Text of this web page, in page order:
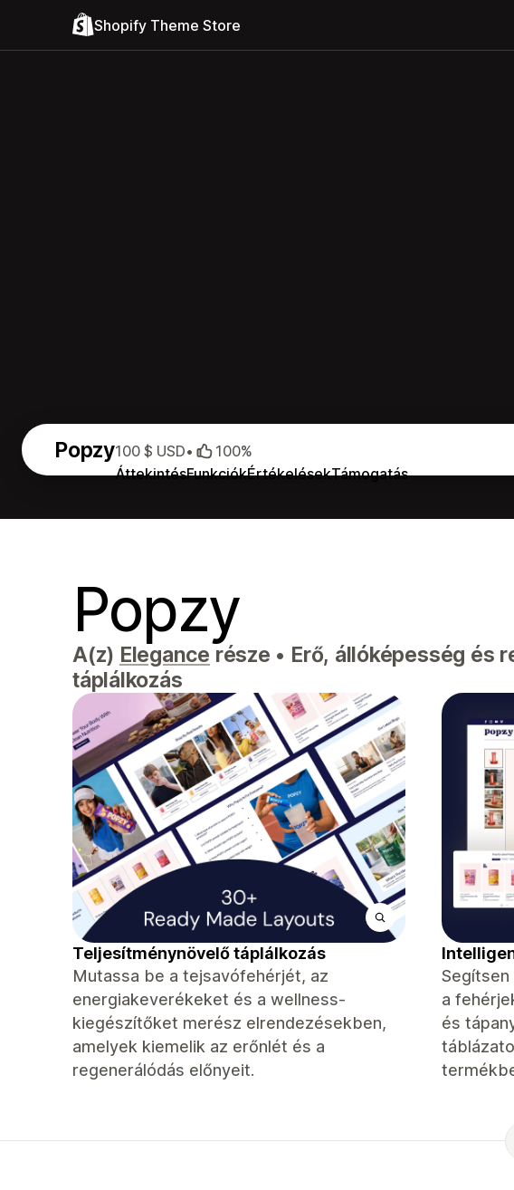
Shopify Theme Store
Popzy
ÁttekintésFunkciókÉrtékelésekTámogatás
100 $ USD• 100%
Popzy
A(z) Elegance része • Erő, állóképesség és
táplálkozás
Teljesítménynövelő táplálkozás
Mutassa be a tejsavófehérjét, az
energiakeverékeket és a wellness-
kiegészítőket merész elrendezésekben,
amelyek kiemelik az erőnlét és a
regenerálódás előnyeit.
Segítsen
a
és